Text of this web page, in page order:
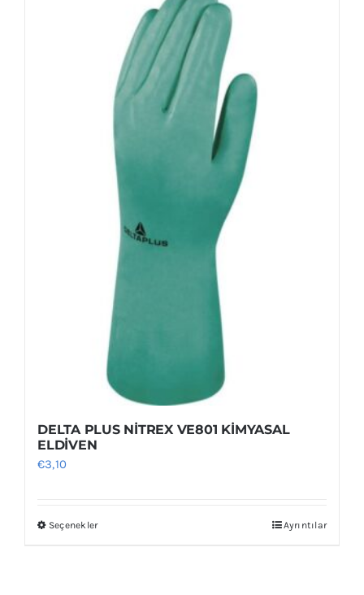
DELTA PLUS NİTREX VE801 KİMYASAL
ELDİVEN
€3,10
SeçeneklerBu
Ayrıntılar